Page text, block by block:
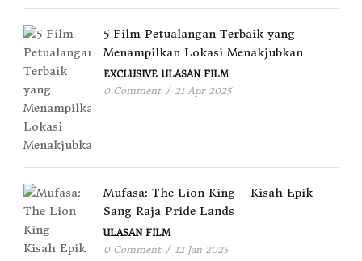
5 Film Petualangan Terbaik yang
Menampilkan Lokasi Menakjubkan
EXCLUSIVE ULASAN FILM
0 Comment / 21 Apr 2025
Mufasa: The Lion King – Kisah Epik
Sang Raja Pride Lands
ULASAN FILM
0 Comment / 12 Jan 2025